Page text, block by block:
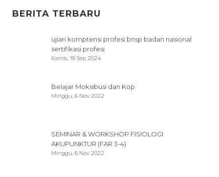
BERITA TERBARU
ujian komptensi profesi bnsp badan nasional
sertifikasi profesi
Kamis, 19 Sep 2024
Belajar Moksibusi dan Kop
Minggu, 6 Nov 2022
SEMINAR & WORKSHOP FISIOLOGI
AKUPUNKTUR (FAR 3-4)
Minggu, 6 Nov 2022